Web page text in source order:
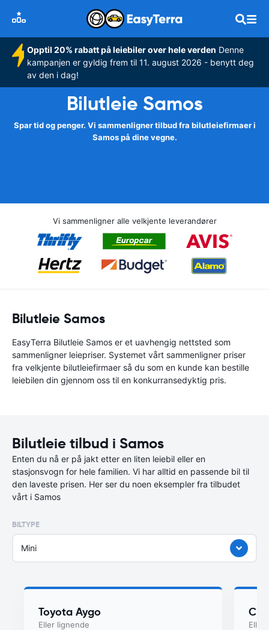
Opptil 20% rabatt på leiebiler over hele verden Denne
kampanjen er gyldig frem til 11. august 2026 - benytt deg
av den i dag!
Bilutleie Samos
Spar tid og penger. Vi sammenligner tilbud fra bilutleiefirmaer i
Samos på dine vegne.
Vi sammenligner alle velkjente leverandører
Bilutleie Samos
EasyTerra Bilutleie Samos er et uavhengig nettsted som
sammenligner leiepriser. Systemet vårt sammenligner priser
fra velkjente bilutleiefirmaer så du som en kunde kan bestille
leiebilen din gjennom oss til en konkurransedyktig pris.
Bilutleie tilbud i Samos
Enten du nå er på jakt etter en liten leiebil eller en
stasjonsvogn for hele familien. Vi har alltid en passende bil til
den laveste prisen. Her ser du noen eksempler fra tilbudet
vårt i Samos
BILTYPE
Mini
Toyota Aygo
Eller lignende Eller